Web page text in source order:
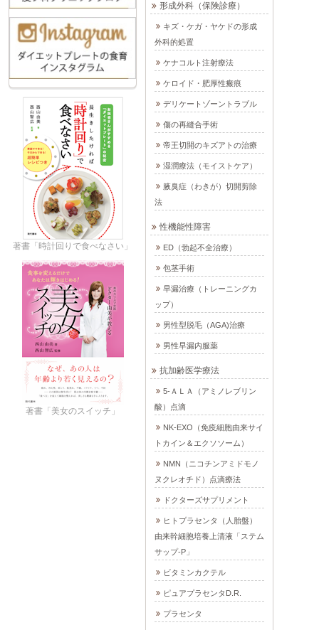
形成外科（保険診療）
キズ・ケガ・ヤケドの形成
外科的処置
ケナコルト注射療法
ケロイド・肥厚性瘢痕
デリケートゾーントラブル
傷の再縫合手術
帝王切開のキズアトの治療
湿潤療法（モイストケア）
腋臭症（わきが）切開剪除
法
性機能性障害
ED（勃起不全治療）
包茎手術
早漏治療（トレーニングカ
ップ）
男性型脱毛（AGA)治療
男性早漏内服薬
抗加齢医学療法
5-ＡＬＡ（アミノレブリン
酸）点滴
NK-EXO（免疫細胞由来サイ
トカイン＆エクソソーム）
NMN（ニコチンアミドモノ
ヌクレオチド）点滴療法
ドクターズサプリメント
ヒトプラセンタ（人胎盤）
由来幹細胞培養上清液「ステム
サップ-P」
ビタミンカクテル
ピュアプラセンタD.R.
プラセンタ
著書「時計回りで食べなさい」
著書「美女のスイッチ」